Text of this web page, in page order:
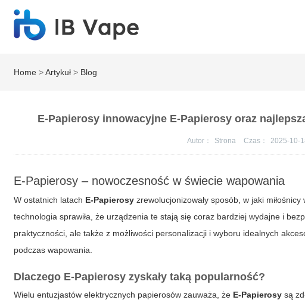
Home >Artykuł > Blog
E-Papierosy innowacyjne E-Papierosy oraz
Autor： Strona Czas： 2025-10-
E-Papierosy – nowoczesność w świecie wapowania
W ostatnich latach E-Papierosy zrewolucjonizowały sposób, w jaki
technologia sprawiła, że urządzenia te stają się coraz bardziej wydajne i
praktyczności, ale także z możliwości personalizacji i wyboru idealnych
podczas wapowania.
Dlaczego E-Papierosy zyskały taką popularność?
Wielu entuzjastów elektrycznych papierosów zauważa, że E-Papierosy są